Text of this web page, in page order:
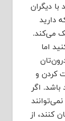
با دیگران
دارید
می‌کند.
اما
کردن و
اگر
کنند، از